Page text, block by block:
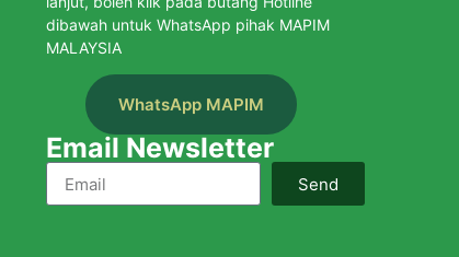
dibawah untuk WhatsApp pihak MAPIM
MALAYSIA
WhatsApp MAPIM
Email Newsletter
Send